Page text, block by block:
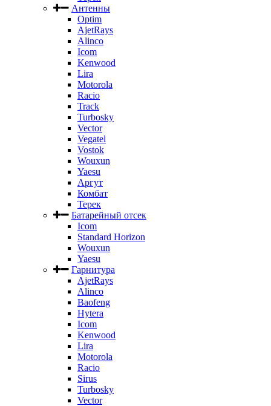
Антенны
Optim
AjetRays
Alinco
Icom
Kenwood
Lira
Motorola
Racio
Track
Turbosky
Vector
Vegatel
Vostok
Wouxun
Yaesu
Аргут
Комбат
Терек
Батарейный отсек
Icom
Standard Horizon
Wouxun
Yaesu
Гарнитура
AjetRays
Alinco
Baofeng
Hytera
Icom
Kenwood
Lira
Motorola
Racio
Sirus
Turbosky
Vector